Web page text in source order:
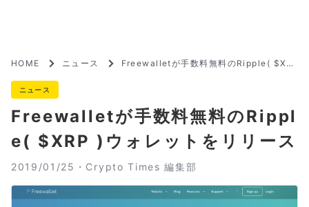
HOME ニュース
Freewalletが手数料無料のRipple( $XR
ニュース
Freewalletが手数料無料のRippl
e( $XRP )ウォレットをリリース
2019/01/25・ Crypto Times 編集部